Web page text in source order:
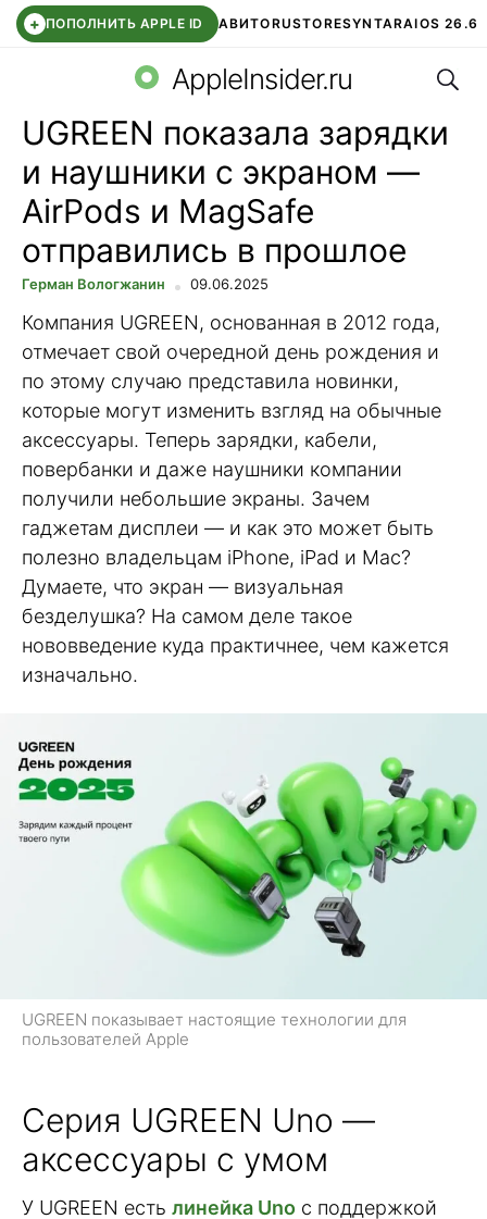
+ ПОПОЛНИТЬ APPLE ID АВИТОRUSTORESYNTARAIOS 26.6
СБЕР КИДС ЧАТ ROBLOXВТБ ОНЛАЙН
AppleInsider.ru
UGREEN показала зарядки
и наушники с экраном —
AirPods и MagSafe
отправились в прошлое
Герман Вологжанин 09.06.2025
Компания UGREEN, основанная в 2012 года,
отмечает свой очередной день рождения и
по этому случаю представила новинки,
которые могут изменить взгляд на обычные
аксессуары. Теперь зарядки, кабели,
повербанки и даже наушники компании
получили небольшие экраны. Зачем
гаджетам дисплеи — и как это может быть
полезно владельцам iPhone, iPad и Mac?
Думаете, что экран — визуальная
безделушка? На самом деле такое
нововведение куда практичнее, чем кажется
изначально.
UGREEN показывает настоящие технологии для
пользователей Apple
Серия UGREEN Uno —
аксессуары с умом
У UGREEN есть линейка Uno с поддержкой